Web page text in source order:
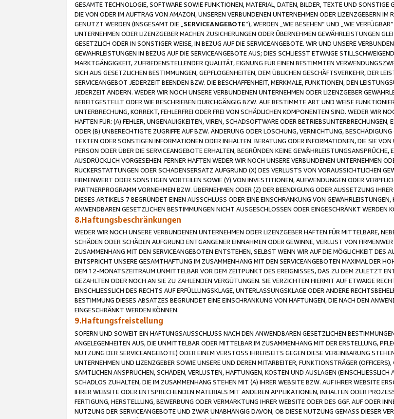
GESAMTE TECHNOLOGIE, SOFTWARE SOWIE FUNKTIONEN, MATERIAL, DATEN, BILDER, TEXTE UND
DIE VON ODER IM AUFTRAG VON AMAZON, UNSEREN VERBUNDENEN UNTERNEHMEN ODER LIZENZGEBERN IM
GENUTZT WERDEN (INSGESAMT DIE „ SERVICEANGEBOTE“), WERDEN „WIE BESEHEN“ UND „WIE
UNTERNEHMEN ODER LIZENZGEBER MACHEN ZUSICHERUNGEN ODER ÜBERNEHMEN GEWÄHRLEISTUNGEN
GESETZLICH ODER IN SONSTIGER WEISE, IN BEZUG AUF DIE SERVICEANGEBOTE. WIR UND UNSERE
GEWÄHRLEISTUNGEN IN BEZUG AUF DIE SERVICEANGEBOTE AUS; DIES SCHLIESST ETWAIGE
MARKTGÄNGIGKEIT, ZUFRIEDENSTELLENDER QUALITÄT, EIGNUNG FÜR EINEN BESTIMMTEN
SICH AUS GESETZLICHEN BESTIMMUNGEN, GEPFLOGENHEITEN, DEM ÜBLICHEN GESCHÄFTSVERKEHR, DER
SERVICEANGEBOT JEDERZEIT BEENDEN BZW. DIE BESCHAFFENHEIT, MERKMALE, FUNKTIONEN, DEN
JEDERZEIT ÄNDERN. WEDER WIR NOCH UNSERE VERBUNDENEN UNTERNEHMEN ODER LIZENZGEBER
BEREITGESTELLT ODER WIE BESCHRIEBEN DURCHGÄNGIG BZW. AUF BESTIMMTE ART UND WEISE
UNTERBRECHUNG, KORREKT, FEHLERFREI ODER FREI VON SCHÄDLICHEN KOMPONENTEN SIND. WEDER WIR
HAFTEN FÜR: (A) FEHLER, UNGENAUIGKEITEN, VIREN, SCHADSOFTWARE ODER
ODER (B) UNBERECHTIGTE ZUGRIFFE AUF BZW. ÄNDERUNG ODER LÖSCHUNG, VERNICHTUNG,
TEXTEN ODER SONSTIGEN INFORMATIONEN ODER INHALTEN. BERATUNG ODER INFORMATIONEN, DIE SIE
PERSON ODER ÜBER DIE SERVICEANGEBOTE ERHALTEN, BEGRÜNDEN KEINE GEWÄHRLEISTUNGSANSPRÜCHE,
AUSDRÜCKLICH VORGESEHEN. FERNER HAFTEN WEDER WIR NOCH UNSERE VERBUNDENEN UNTERNEHMEN
RÜCKERSTATTUNGEN ODER SCHADENSERSATZ AUFGRUND (X) DES VERLUSTS VON VORAUSSICHTLICHEN
FIRMENWERT ODER SONSTIGEN VORTEILEN SOWIE (Y) VON INVESTITIONEN, AUFWENDUNGEN ODER
PARTNERPROGRAMM VORNEHMEN BZW. ÜBERNEHMEN ODER (Z) DER BEENDIGUNG ODER AUSSETZUNG
DIESES ARTIKELS 7 BEGRÜNDET EINEN AUSSCHLUSS ODER EINE EINSCHRÄNKUNG VON
ANWENDBAREN GESETZLICHEN BESTIMMUNGEN NICHT AUSGESCHLOSSEN ODER EINGESCHRÄNKT WERDEN
8.Haftungsbeschränkungen
WEDER WIR NOCH UNSERE VERBUNDENEN UNTERNEHMEN ODER LIZENZGEBER HAFTEN FÜR MITTELBARE,
SCHÄDEN ODER SCHÄDEN AUFGRUND ENTGANGENER EINNAHMEN ODER GEWINNE, VERLUST VON
ZUSAMMENHANG MIT DEN SERVICEANGEBOTEN ENTSTEHEN, SELBST WENN WIR AUF DIE MÖGLICHKEIT DES
ENTSPRICHT UNSERE GESAMTHAFTUNG IM ZUSAMMENHANG MIT DEN SERVICEANGEBOTEN MAXIMAL DER
DEM 12-MONATSZEITRAUM UNMITTELBAR VOR DEM ZEITPUNKT DES EREIGNISSES, DAS ZU DEM ZULETZT
GEZAHLTEN ODER NOCH AN SIE ZU ZAHLENDEN VERGÜTUNGEN. SIE VERZICHTEN HIERMIT AUF ETWAIGE
EINSCHLIESSLICH DES RECHTS AUF ERFÜLLUNGSKLAGE, UNTERLASSUNGSKLAGE ODER ANDERE
BESTIMMUNG DIESES ABSATZES BEGRÜNDET EINE EINSCHRÄNKUNG VON HAFTUNGEN, DIE NACH DEN
EINGESCHRÄNKT WERDEN KÖNNEN.
9.Haftungsfreistellung
SOFERN UND SOWEIT EIN HAFTUNGSAUSSCHLUSS NACH DEN ANWENDBAREN GESETZLICHEN
ANGELEGENHEITEN AUS, DIE UNMITTELBAR ODER MITTELBAR IM ZUSAMMENHANG MIT DER ERSTELLUNG,
NUTZUNG DER SERVICEANGEBOTE) ODER EINEM VERSTOSS IHRERSEITS GEGEN DIESE VEREINBARUNG
UNTERNEHMEN UND LIZENZGEBER SOWIE UNSERE UND DEREN MITARBEITER, FUNKTIONSTRÄGER
SÄMTLICHEN ANSPRÜCHEN, SCHÄDEN, VERLUSTEN, HAFTUNGEN, KOSTEN UND AUSLAGEN (EINSCHLIESSLICH
SCHADLOS ZUHALTEN, DIE IM ZUSAMMENHANG STEHEN MIT (A) IHRER WEBSITE BZW. AUF IHRER WEBSITE
IHRER WEBSITE ODER ENTSPRECHENDEN MATERIALS MIT ANDEREN APPLIKATIONEN, INHALTEN ODER
FERTIGUNG, HERSTELLUNG, BEWERBUNG ODER VERMARKTUNG IHRER WEBSITE ODER DES GGF. AUF ODER
NUTZUNG DER SERVICEANGEBOTE UND ZWAR UNABHÄNGIG DAVON, OB DIESE NUTZUNG GEMÄSS DIESER